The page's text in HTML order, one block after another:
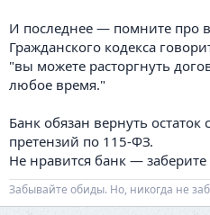
И последнее — помните про
Гражданского кодекса
"вы можете расторгнуть
любое время."
Банк обязан вернуть
претензий по 115-ФЗ.
Не нравится банк —
Забывайте обиды. Но, никогда не